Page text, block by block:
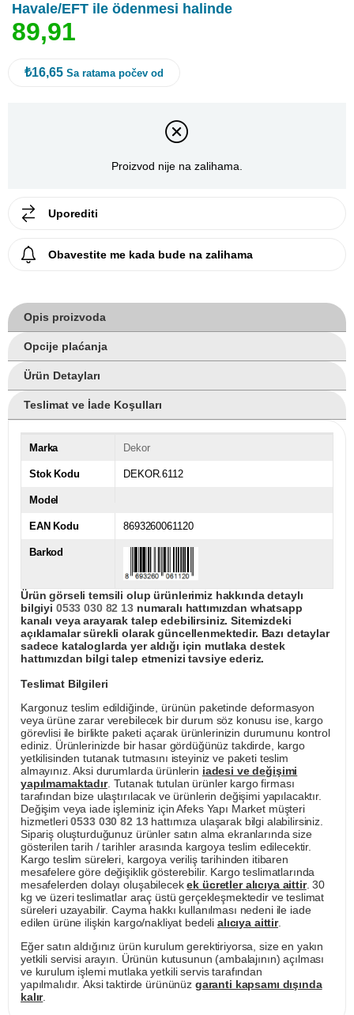
Havale/EFT ile ödenmesi halinde
89,91
₺16,65 Sa ratama počev od
Proizvod nije na zalihama.
Uporediti
Obavestite me kada bude na zalihama
Opis proizvoda
Opcije plaćanja
Ürün Detayları
Teslimat ve İade Koşulları
Marka Dekor
Stok Kodu DEKOR.6112
Model
EAN Kodu 8693260061120
Barkod
Ürün görseli temsili olup ürünlerimiz hakkında detaylı
bilgiyi 0533 030 82 13numaralı hattımızdan whatsapp
kanalı veya arayarak talep edebilirsiniz. Sitemizdeki
açıklamalar sürekli olarak güncellenmektedir. Bazı detaylar
sadece kataloglarda yer aldığı için mutlaka destek
hattımızdan bilgi talep etmenizi tavsiye ederiz.
Teslimat Bilgileri
Kargonuz teslim edildiğinde, ürünün paketinde deformasyon
veya ürüne zarar verebilecek bir durum söz konusu ise, kargo
görevlisi ile birlikte paketi açarak ürünlerinizin durumunu kontrol
ediniz. Ürünlerinizde bir hasar gördüğünüz takdirde, kargo
yetkilisinden tutanak tutmasını isteyiniz ve paketi teslim
almayınız. Aksi durumlarda ürünlerin iadesi ve değişimi
yapılmamaktadır. Tutanak tutulan ürünler kargo firması
tarafından bize ulaştırılacak ve ürünlerin değişimi yapılacaktır.
Değişim veya iade işleminiz için Afeks Yapı Market müşteri
hizmetleri0533 030 82 13hattımıza ulaşarak bilgi alabilirsiniz.
Sipariş oluşturduğunuz ürünler satın alma ekranlarında size
gösterilen tarih / tarihler arasında kargoya teslim edilecektir.
Kargo teslim süreleri, kargoya veriliş tarihinden itibaren
mesafelere göre değişiklik gösterebilir. Kargo teslimatlarında
mesafelerden dolayı oluşabilecekek ücretler alıcıya aittir. 30
kg ve üzeri teslimatlar araç üstü gerçekleşmektedir ve teslimat
süreleri uzayabilir. Cayma hakkı kullanılması nedeni ile iade
edilen ürüne ilişkin kargo/nakliyat bedeli alıcıya aittir.
Eğer satın aldığınız ürün kurulum gerektiriyorsa, size en yakın
yetkili servisi arayın. Ürünün kutusunun (ambalajının) açılması
ve kurulum işlemi mutlaka yetkili servis tarafından
yapılmalıdır. Aksi taktirde ürününüz garanti kapsamı dışında
kalır.